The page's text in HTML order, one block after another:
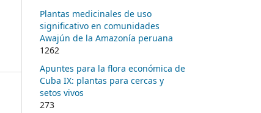
Plantas medicinales de uso
significativo en comunidades
Awajún de la Amazonía peruana
1262
Apuntes para la flora económica de
Cuba IX: plantas para cercas y
setos vivos
273